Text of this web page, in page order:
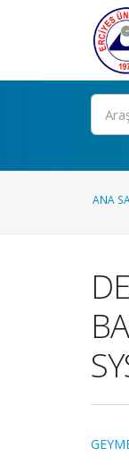
Ara
ANA